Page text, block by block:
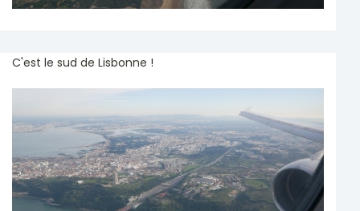
C'est le sud de Lisbonne !